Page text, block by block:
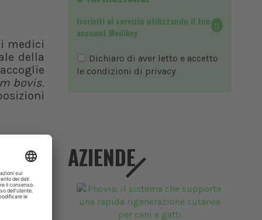
medici
della
bovis.
bTB è
non
Iscriviti al servizio utilizzando il tuo
account Medikey
Dichiaro di aver letto e accetto
le condizioni di privacy
AZIENDE